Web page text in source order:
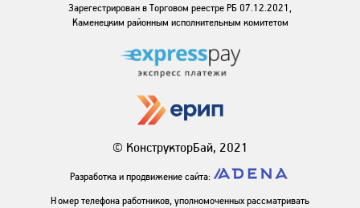
Зарегестрирован в Торговом реестре РБ 07.12.2021,
Каменецким районным исполнительным комитетом
© КонструкторБай, 2021
Разработка и продвижение сайта:
Номер телефона работников, уполномоченных рассматривать